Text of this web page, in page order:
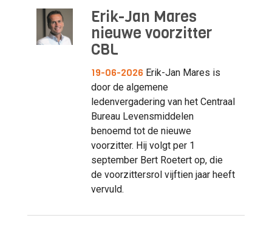
Erik-Jan Mares
nieuwe voorzitter
CBL
19-06-2026 Erik-Jan Mares is
door de algemene
ledenvergadering van het Centraal
Bureau Levensmiddelen
benoemd tot de nieuwe
voorzitter. Hij volgt per 1
september Bert Roetert op, die
de voorzittersrol vijftien jaar heeft
vervuld.